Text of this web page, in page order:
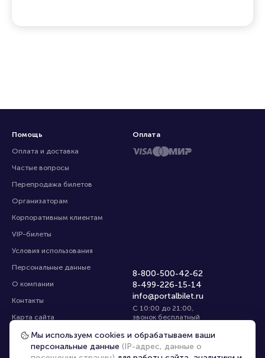
Помощь
Оплата и доставка
Частые вопросы
Перепродажа билетов
Организаторам
Корпоративным клиентам
VIP-билеты
Условия использования
Персональные данные
О компании
Контакты
Карта сайта
Управление cookies
8-800-500-42-62
8-499-226-15-14
info@portalbilet.ru
С 10:00 до 21:00,
звонок бесплатный
Все площадки
Оплата
Мы используем cookies и обрабатываем ваши
персональные данные (IP-адрес, данные о